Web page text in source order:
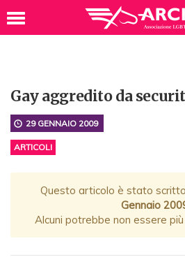
Gay aggredito da
29 GENNAIO 2009
ARTICOLI
Questo articolo è stato
Gennaio
Alcuni potrebbe non essere